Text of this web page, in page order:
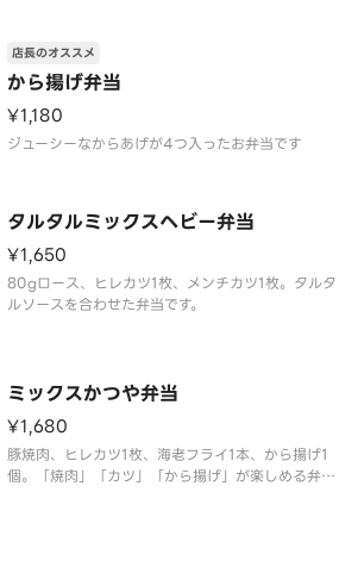
から揚げ弁当
店長のオススメ
¥1,180
ジューシーなからあげが4つ入ったお弁当です
タルタルミックスヘビー弁当
¥1,650
80gロース、ヒレカツ1枚、メンチカツ1枚。タルタ
ルソースを合わせた弁当です。
ミックスかつや弁当
¥1,680
豚焼肉、ヒレカツ1枚、海老フライ1本、から揚げ1
個。「焼肉」「カツ」「から揚げ」が楽しめる弁当